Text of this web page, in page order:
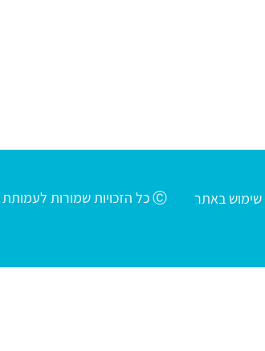
שימוש באתר Ⓒ כל הזכויות שמורות לעמותת חינוך חב"ד שע"י רשת אהלי יוסף יצחק